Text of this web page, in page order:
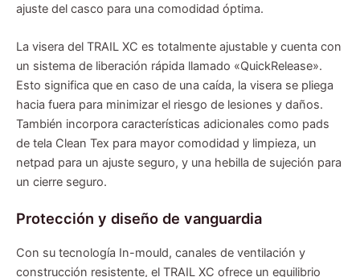
ajuste del casco para una comodidad óptima.
La visera del TRAIL XC es totalmente ajustable y cuenta con
un sistema de liberación rápida llamado «QuickRelease».
Esto significa que en caso de una caída, la visera se pliega
hacia fuera para minimizar el riesgo de lesiones y daños.
También incorpora características adicionales como pads
de tela Clean Tex para mayor comodidad y limpieza, un
netpad para un ajuste seguro, y una hebilla de sujeción para
un cierre seguro.
Protección y diseño de vanguardia
Con su tecnología In-mould, canales de ventilación y
construcción resistente, el TRAIL XC ofrece un equilibrio